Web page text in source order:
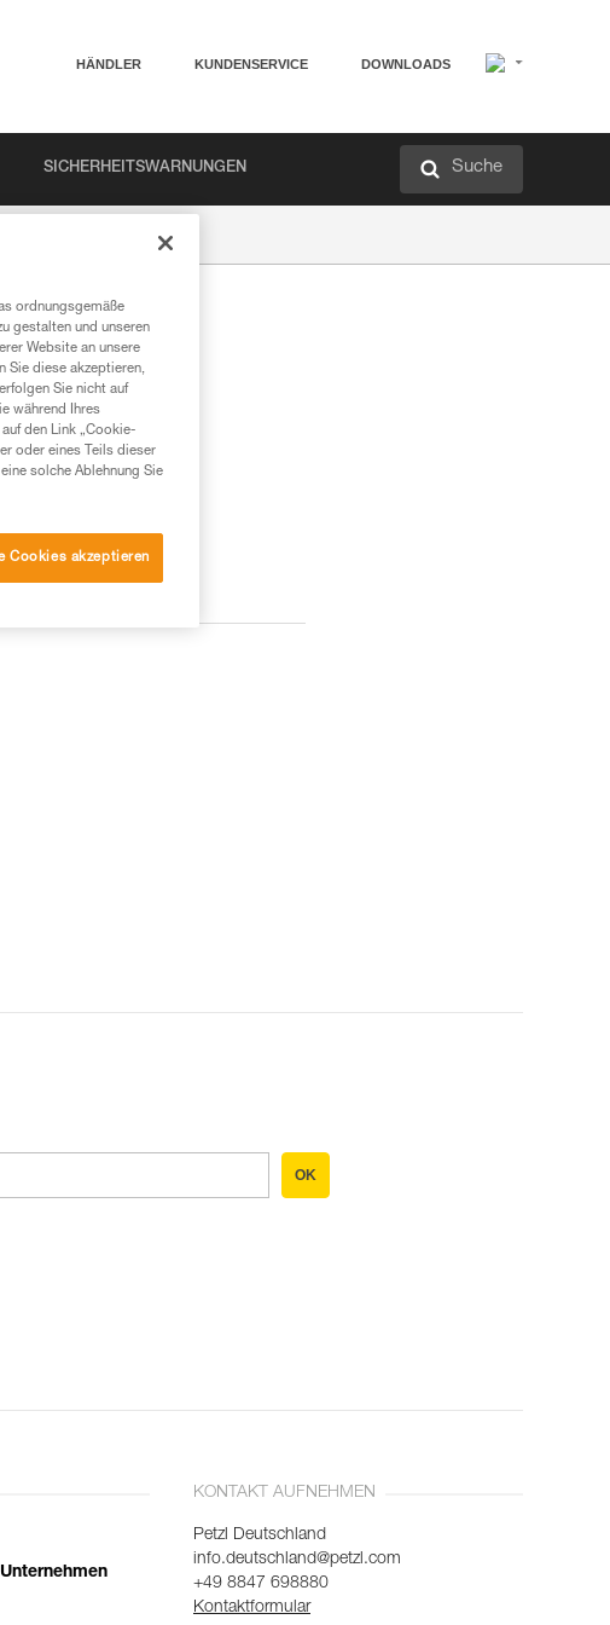
HÄNDLER KUNDENSERVICE DOWNLOADS
SICHERHEITSWARNUNGEN Suche
OK
KONTAKT AUFNEHMEN
Petzl Deutschland
info.deutschland@petzl.com
+49 8847 698880
Kontaktformular
ordnungsgemäße
gestalten und unseren
Website an unsere
Sie diese akzeptieren,
Sie nicht auf
während Ihres
den Link „Cookie-
oder eines Teils dieser
solche Ablehnung Sie
Cookies akzeptieren